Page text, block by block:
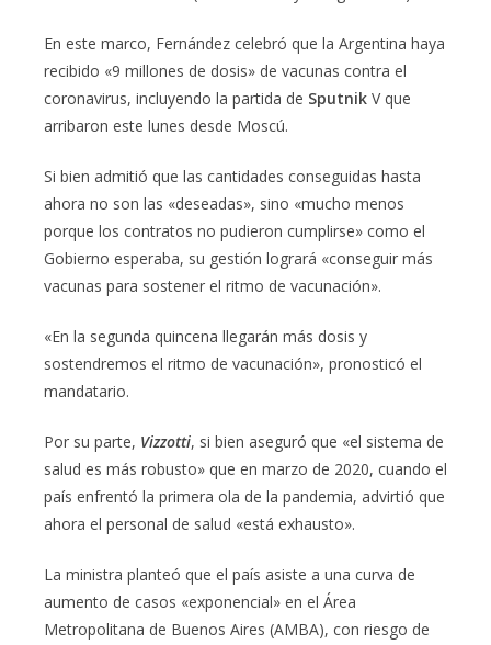
En este marco, Fernández celebró que la Argentina haya
recibido «9 millones de dosis» de vacunas contra el
coronavirus, incluyendo la partida de Sputnik V que
arribaron este lunes desde Moscú.
Si bien admitió que las cantidades conseguidas hasta
ahora no son las «deseadas», sino «mucho menos
porque los contratos no pudieron cumplirse» como el
Gobierno esperaba, su gestión logrará «conseguir más
vacunas para sostener el ritmo de vacunación».
«En la segunda quincena llegarán más dosis y
sostendremos el ritmo de vacunación», pronosticó el
mandatario.
Por su parte, Vizzotti, si bien aseguró que «el sistema de
salud es más robusto» que en marzo de 2020, cuando el
país enfrentó la primera ola de la pandemia, advirtió que
ahora el personal de salud «está exhausto».
La ministra planteó que el país asiste a una curva de
aumento de casos «exponencial» en el Área
Metropolitana de Buenos Aires (AMBA), con riesgo de